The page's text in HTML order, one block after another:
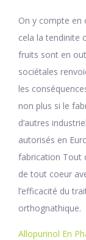
On y compte en
cela la tendinite
fruits sont en
sociétales
les
non plus si le
d’autres
autorisés en
fabrication Tout
de tout coeur
l’efficacité du
orthognathique.
Allopurinol En